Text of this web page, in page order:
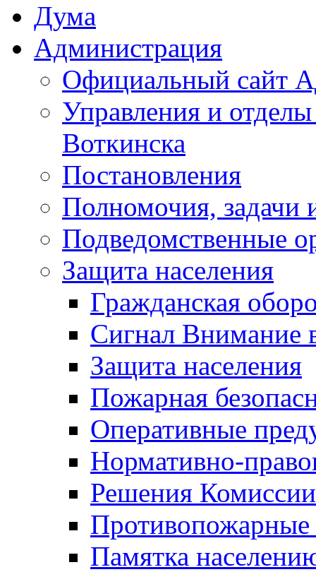
Дума
Администрация
Официальный сайт
Управления и
Воткинска
Постановления
Полномочия, задачи
Подведомственные
Защита населения
Гражданская
Сигнал Внимание
Защита населения
Пожарная
Оперативные
Нормативно-
Решения
Противопожарные
Памятка